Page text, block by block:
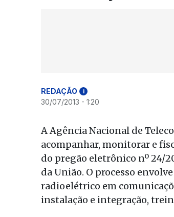
REDAÇÃO i
30/07/2013 - 1:20
A Agência Nacional de
acompanhar, monitorar e
do pregão eletrônico nº 24/
da União. O processo
radioelétrico em
instalação e integração,